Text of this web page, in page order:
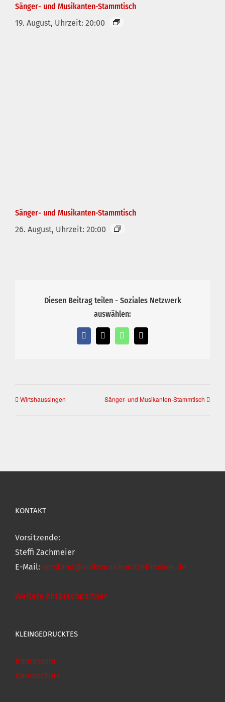
Sänger- und Musikanten-Stammtisch
19. August, Uhrzeit: 20:00
Sänger- und Musikanten-Stammtisch
26. August, Uhrzeit: 20:00
Diesen Beitrag teilen - Soziales Netzwerk
auswählen:
Facebook
X WhatsApp
E-
Mail
Wirtshaussingen Sänger- und Musikanten-Stammtisch
KONTAKT
Vorsitzende:
Steffi Zachmeier
E-Mail: vorstand@volksmusik-mittelfranken.de
Weitere Ansprechpartner
KLEINGEDRUCKTES
Impressum
Datenschutz